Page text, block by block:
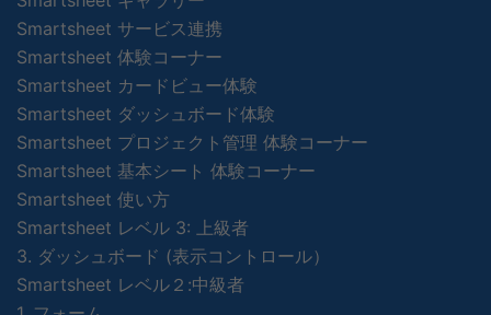
Smartsheet サービス連携
Smartsheet 体験コーナー
Smartsheet カードビュー体験
Smartsheet ダッシュボード体験
Smartsheet プロジェクト管理 体験コーナー
Smartsheet 基本シート 体験コーナー
Smartsheet 使い方
Smartsheet レベル 3: 上級者
3. ダッシュボード (表示コントロール）
Smartsheet レベル２:中級者